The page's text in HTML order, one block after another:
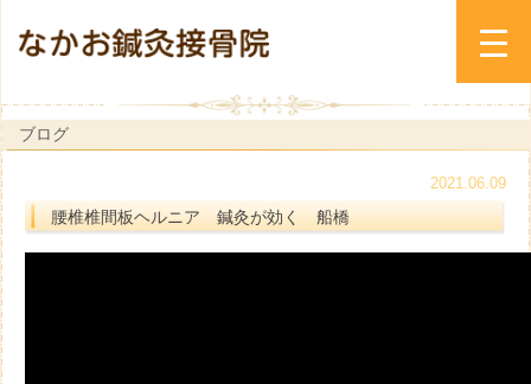
ブログ
2021.06.09
腰椎椎間板ヘルニア 鍼灸が効く 船橋